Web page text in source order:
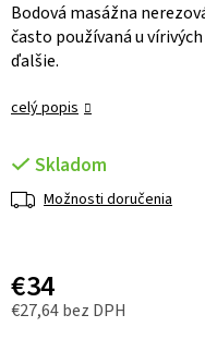
Bodová masážna
často používaná u
ďalšie.
celý popis
Skladom
Možnosti doručenia
€34
€27,64 bez DPH